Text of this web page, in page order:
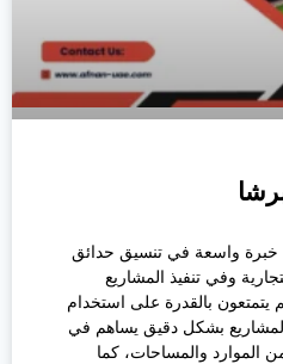
واسعة في تنسيق حدائق
وفي تنفيذ المشاريع
بالقدرة على استخدام
المشاريع بشكل دقيق يساهم في
الموارد والمساحات، كما